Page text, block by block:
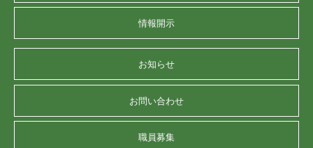
情報開示
お知らせ
お問い合わせ
職員募集